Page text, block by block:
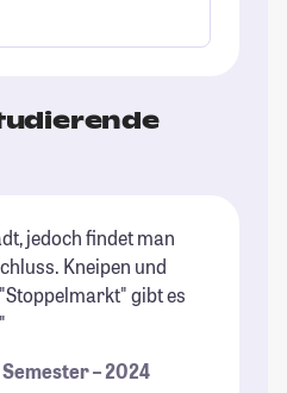
jedoch findet man
Kneipen und
gibt es
– 2024